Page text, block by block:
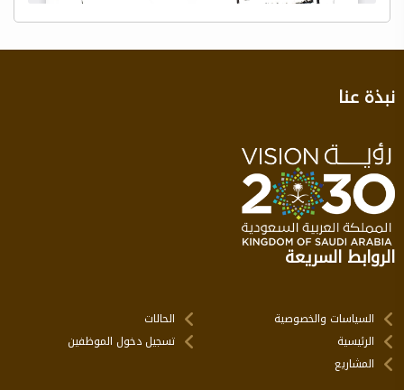
نبذة عنا
الروابط السريعة
السياسات والخصوصية
الرئيسية
المشاريع
الحالات
تسجيل دخول الموظفين